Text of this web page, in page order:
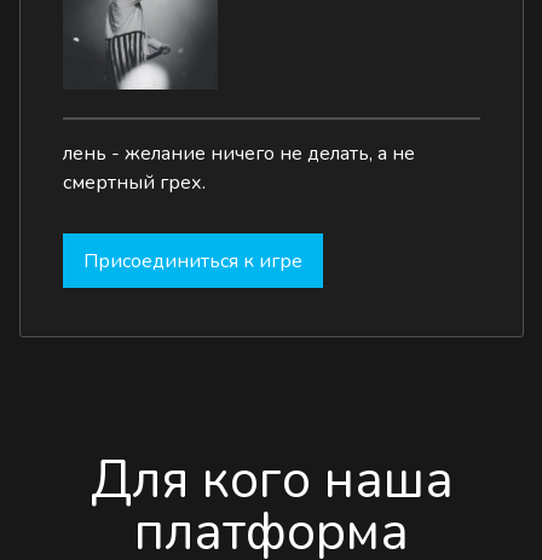
лень - желание ничего не делать, а не
смертный грех.
Присоединиться к игре
Для кого наша
платформа